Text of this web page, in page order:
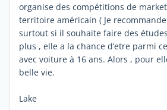
organise des compétitions de
territoire américain ( Je
surtout si il souhaite faire des
plus , elle a la chance d’etre parmi
avec voiture à 16 ans. Alors , pour
belle vie.
Lake